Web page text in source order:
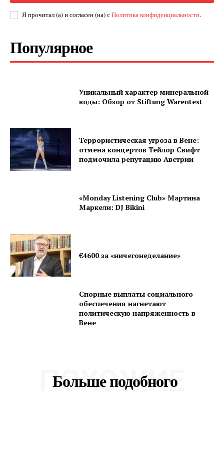
Я прочитал (а) и согласен (на) сПолитика конфиденциальности.
Популярное
Уникальный характер минеральной
воды: Обзор от Stiftung Warentest
Террористическая угроза в Вене:
отмена концертов Тейлор Свифт
подмочила репутацию Австрии
«Monday Listening Club» Мартина
Маркели: DJ Bikini
€4600 за «ничегонеделание»
Спорные выплаты социального
обеспечения нагнетают
политическую напряженность в
Вене
Больше подобного
ПОХОЖИЕ